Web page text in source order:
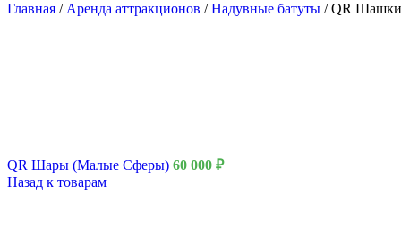
Главная / Аренда аттракционов / Надувные батуты / QR Шашки
QR Шары (Малые Сферы) 60 000 ₽
Назад к товарам